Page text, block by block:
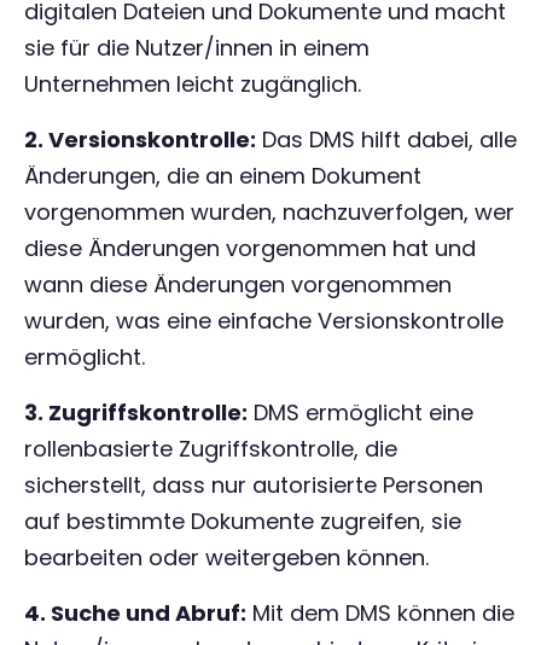
digitalen Dateien und Dokumente und macht
sie für die Nutzer/innen in einem
Unternehmen leicht zugänglich.
2. Versionskontrolle: Das DMS hilft dabei, alle
Änderungen, die an einem Dokument
vorgenommen wurden, nachzuverfolgen, wer
diese Änderungen vorgenommen hat und
wann diese Änderungen vorgenommen
wurden, was eine einfache Versionskontrolle
ermöglicht.
3. Zugriffskontrolle: DMS ermöglicht eine
rollenbasierte Zugriffskontrolle, die
sicherstellt, dass nur autorisierte Personen
auf bestimmte Dokumente zugreifen, sie
bearbeiten oder weitergeben können.
4. Suche und Abruf: Mit dem DMS können die